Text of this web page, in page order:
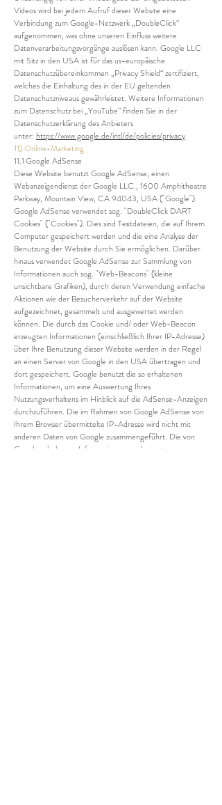
Videos wird bei jedem Aufruf dieser Website eine
Verbindung zum Google-Netzwerk „DoubleClick“
aufgenommen, was ohne unseren Einfluss weitere
Datenverarbeitungsvorgänge auslösen kann. Google LLC
mit Sitz in den USA ist für das us-europäische
Datenschutzübereinkommen „Privacy Shield“ zertifiziert,
welches die Einhaltung des in der EU geltenden
Datenschutzniveaus gewährleistet. Weitere Informationen
zum Datenschutz bei „YouTube“ finden Sie in der
Datenschutzerklärung des Anbieters
unter: https://www.google.de/intl/de/policies/privacy
11) Online-Marketing
11.1 Google AdSense
Diese Website benutzt Google AdSense, einen
Webanzeigendienst der Google LLC., 1600 Amphitheatre
Parkway, Mountain View, CA 94043, USA ("Google").
Google AdSense verwendet sog. "DoubleClick DART
Cookies" ("Cookies"). Dies sind Textdateien, die auf Ihrem
Computer gespeichert werden und die eine Analyse der
Benutzung der Website durch Sie ermöglichen. Darüber
hinaus verwendet Google AdSense zur Sammlung von
Informationen auch sog. "Web-Beacons" (kleine
unsichtbare Grafiken), durch deren Verwendung einfache
Aktionen wie der Besucherverkehr auf der Website
aufgezeichnet, gesammelt und ausgewertet werden
können. Die durch das Cookie und/ oder Web-Beacon
erzeugten Informationen (einschließlich Ihrer IP-Adresse)
über Ihre Benutzung dieser Website werden in der Regel
an einen Server von Google in den USA übertragen und
dort gespeichert. Google benutzt die so erhaltenen
Informationen, um eine Auswertung Ihres
Nutzungsverhaltens im Hinblick auf die AdSense-Anzeigen
durchzuführen. Die im Rahmen von Google AdSense von
Ihrem Browser übermittelte IP-Adresse wird nicht mit
anderen Daten von Google zusammengeführt. Die von
Google erhobenen Informationen werden unter